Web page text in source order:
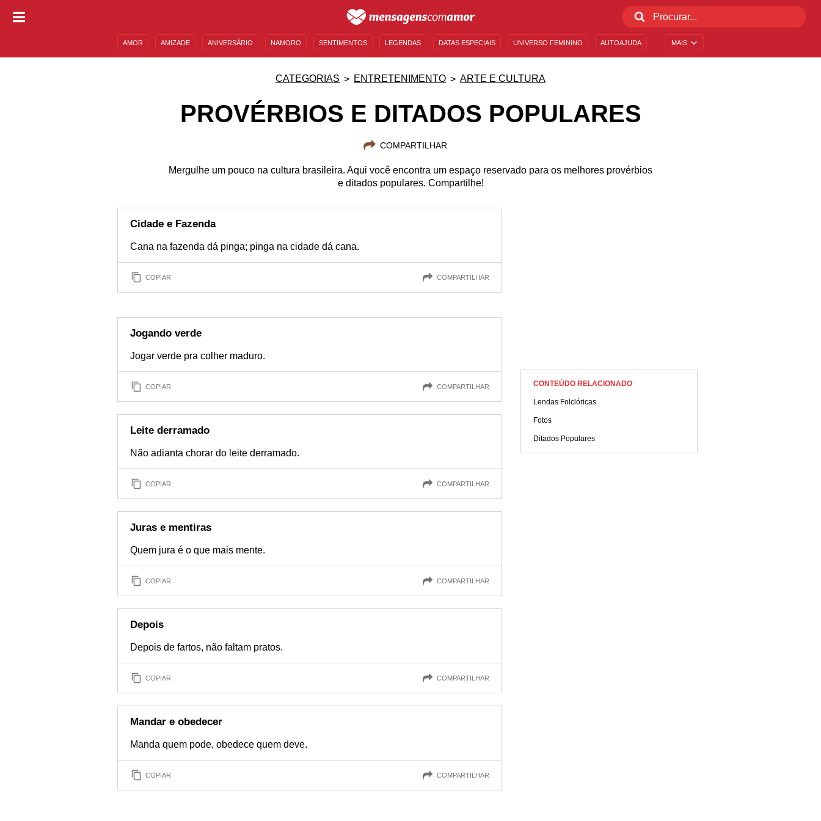
MAIS
AMOR AMIZADE ANIVERSÁRIO NAMORO SENTIMENTOS LEGENDAS DATAS ESPECIAIS UNIVERSO FEMININO AUTOAJUDA
CATEGORIAS ENTRETENIMENTO ARTE E CULTURA
PROVÉRBIOS E DITADOS POPULARES
COMPARTILHAR
Mergulhe um pouco na cultura brasileira. Aqui você encontra um espaço reservado para os melhores provérbios
e ditados populares. Compartilhe!
Cidade e Fazenda
Cana na fazenda dá pinga; pinga na cidade dá cana.
COPIAR COMPARTILHAR
Jogando verde
Jogar verde pra colher maduro.
COPIAR COMPARTILHAR
Leite derramado
Não adianta chorar do leite derramado.
COPIAR COMPARTILHAR
Juras e mentiras
Quem jura é o que mais mente.
COPIAR COMPARTILHAR
Depois
Depois de fartos, não faltam pratos.
COPIAR COMPARTILHAR
Mandar e obedecer
Manda quem pode, obedece quem deve.
COPIAR COMPARTILHAR
CONTEÚDO RELACIONADO
Lendas Folclóricas
Fotos
Ditados Populares